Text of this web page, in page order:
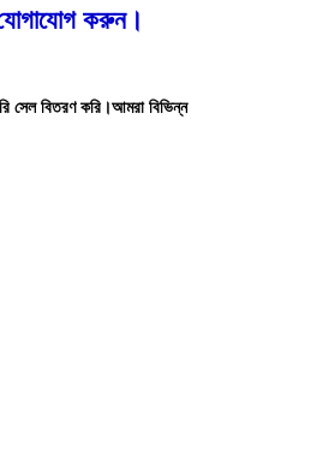
করুন।
সেল বিতরণ করি।আমরা বিভিন্ন